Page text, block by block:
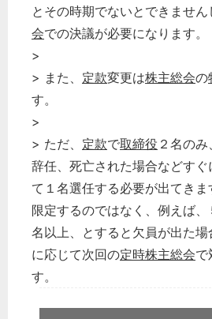
とその時期でないとできません
会での決議が必要になります。
>
> また、 定款変更は株主総会の
す。
>
> ただ、 定款で取締役 ２名の
辞任、死亡された場合などすぐ
て１名選任する必要が出てき
限定するのではなく、例えば、
名以上、とすると欠員が出た
に応じて次回の定時株主総会で
す。